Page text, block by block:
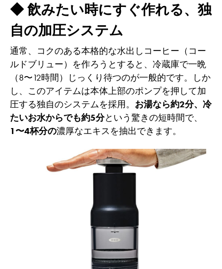
◆ 飲みたい時にすぐ作れる、独
自の加圧システム
通常、コクのある本格的な水出しコーヒー（コー
ルドブリュー）を作ろうとすると、冷蔵庫で一晩
（8〜12時間）じっくり待つのが一般的です。しか
し、このアイテムは本体上部のポンプを押して加
圧する独自のシステムを採用。 お湯なら約2分、冷
たいお水からでも約5分という驚きの短時間で、
1〜4杯分の濃厚なエキスを抽出できます。